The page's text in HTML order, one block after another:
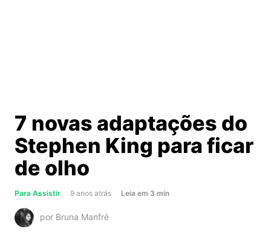
7 novas adaptações do
Stephen King para ficar
de olho
Para Assistir 9 anos atrás Leia about
em 3 min
por Bruna Manfré